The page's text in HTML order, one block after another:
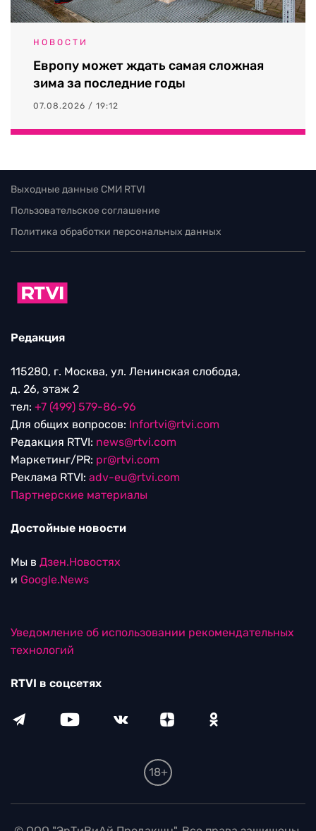
НОВОСТИ
Европу может ждать самая сложная
зима за последние годы
07.08.2026 / 19:12
Выходные данные СМИ RTVI
Пользовательское соглашение
Политика обработки персональных данных
Редакция
115280, г. Москва, ул. Ленинская слобода,
д. 26, этаж 2
тел: +7 (499) 579-86-96
Для общих вопросов: Infortvi@rtvi.com
Редакция RTVI: news@rtvi.com
Маркетинг/PR: pr@rtvi.com
Реклама RTVI: adv-eu@rtvi.com
Партнерские материалы
Достойные новости
Мы в Дзен.Новостях
и Google.News
Уведомление об использовании рекомендательных
технологий
RTVI в соцсетях
18+